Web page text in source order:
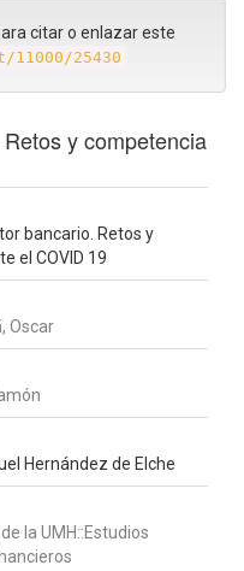
citar o enlazar este
25430
y competencia
bancario. Retos y
el COVID 19
Oscar
Hernández de Elche
la UMH::Estudios